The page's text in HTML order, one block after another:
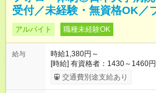
受付／未経験・無資格OK／
アルバイト 職種未経験OK
給与
時給1,380円～
[時給] 有資格者：1430～1460円 無資
アップ制度あり 進級により給与がアッ
試用期間あり 試用期間の長さ
交通費別途支給あり